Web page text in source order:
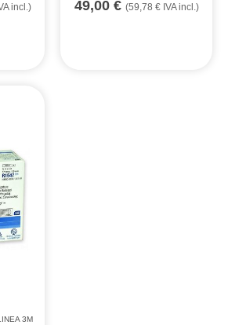
incl.) 49,00 € (59,78 €IVA incl.)
3M